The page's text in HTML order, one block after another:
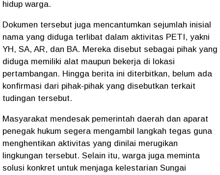
hidup warga.
Dokumen tersebut juga mencantumkan sejumlah inisial
nama yang diduga terlibat dalam aktivitas PETI, yakni
YH, SA, AR, dan BA. Mereka disebut sebagai pihak yang
diduga memiliki alat maupun bekerja di lokasi
pertambangan. Hingga berita ini diterbitkan, belum ada
konfirmasi dari pihak-pihak yang disebutkan terkait
tudingan tersebut.
Masyarakat mendesak pemerintah daerah dan aparat
penegak hukum segera mengambil langkah tegas guna
menghentikan aktivitas yang dinilai merugikan
lingkungan tersebut. Selain itu, warga juga meminta
solusi konkret untuk menjaga kelestarian Sungai